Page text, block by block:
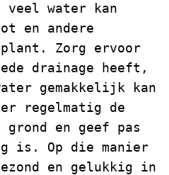
veel water kan
en andere
plant. Zorg ervoor
drainage heeft,
gemakkelijk kan
regelmatig de
en geef pas
is. Op die manier
en gelukkig in